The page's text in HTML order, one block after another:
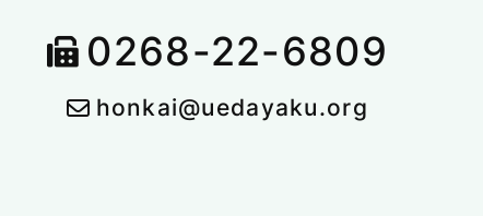
0268-22-6809
honkai@uedayaku.org